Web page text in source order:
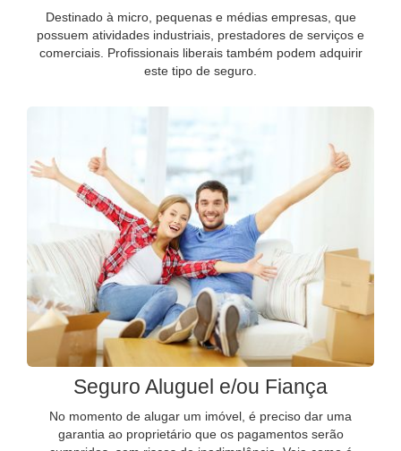
Destinado à micro, pequenas e médias empresas, que
possuem atividades industriais, prestadores de serviços e
comerciais. Profissionais liberais também podem adquirir
este tipo de seguro.
Seguro Aluguel e/ou Fiança
No momento de alugar um imóvel, é preciso dar uma
garantia ao proprietário que os pagamentos serão